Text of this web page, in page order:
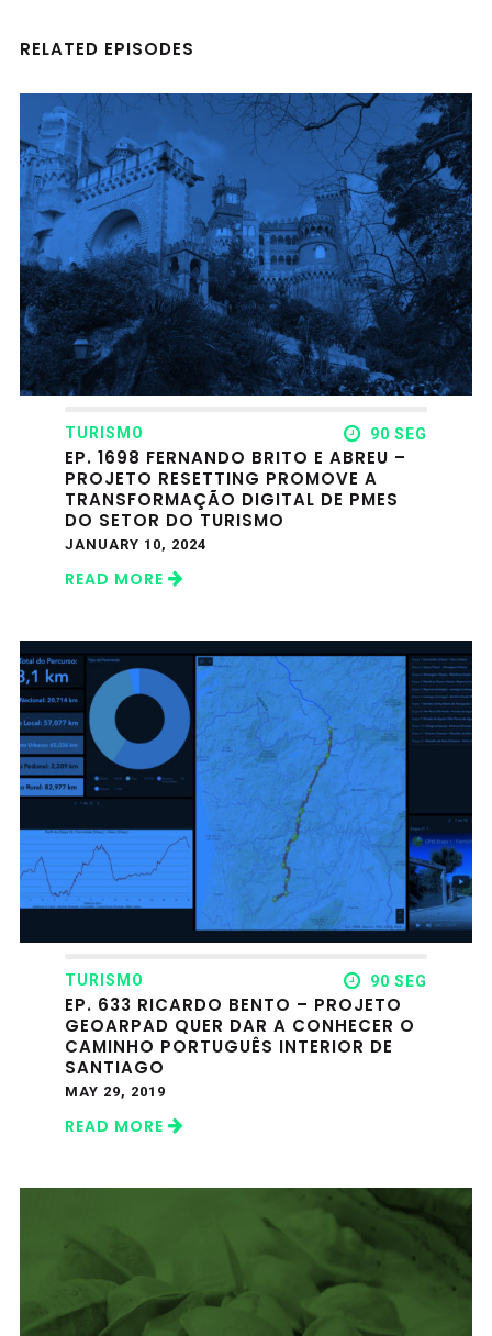
RELATED EPISODES
TURISMO 90 SEG
EP. 1698 FERNANDO BRITO E ABREU –
PROJETO RESETTING PROMOVE A
TRANSFORMAÇÃO DIGITAL DE PMES
DO SETOR DO TURISMO
JANUARY 10, 2024
READ MORE
TURISMO 90 SEG
EP. 633 RICARDO BENTO – PROJETO
GEOARPAD QUER DAR A CONHECER O
CAMINHO PORTUGUÊS INTERIOR DE
SANTIAGO
MAY 29, 2019
READ MORE